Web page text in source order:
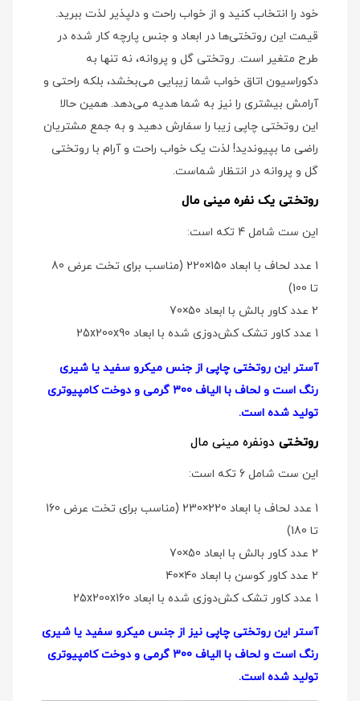
خود را انتخاب کنید و از خواب راحت و دلپذیر لذت ببرید.
قیمت این روتختی‌ها در ابعاد و جنس پارچه کار شده در
طرح متغیر است. روتختی گل و پروانه، نه تنها به
دکوراسیون اتاق خواب شما زیبایی می‌بخشد، بلکه راحتی و
آرامش بیشتری را نیز به شما هدیه می‌دهد. همین حالا
این روتختی چاپی زیبا را سفارش دهید و به جمع مشتریان
راضی ما بپیوندید! لذت یک خواب راحت و آرام با روتختی
گل و پروانه در انتظار شماست.
روتختی یک نفره مینی مال
این ست شامل 4 تکه است:
1 عدد لحاف با ابعاد 150×220 (مناسب برای تخت عرض 80
تا 100)
2 عدد کاور بالش با ابعاد 50×70
1 عدد کاور تشک کش‌دوزی شده با ابعاد 25x200x90
آستر این روتختی چاپی از جنس میکرو سفید یا شیری
رنگ است و لحاف با الیاف 300 گرمی و دوخت کامپیوتری
تولید شده است.
روتختی دو‌نفره مینی مال
این ست شامل 6 تکه است:
1 عدد لحاف با ابعاد 220×230 (مناسب برای تخت عرض 160
تا 180)
2 عدد کاور بالش با ابعاد 50×70
2 عدد کاور کوسن با ابعاد 40×40
1 عدد کاور تشک کش‌دوزی شده با ابعاد 25x200x160
آستر این روتختی چاپی نیز از جنس میکرو سفید یا شیری
رنگ است و لحاف با الیاف 300 گرمی و دوخت کامپیوتری
تولید شده است.